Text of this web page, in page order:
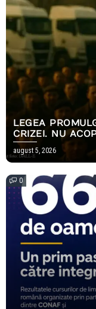
LEGEA
CRIZEI. NU
DECEMBRIE.
august 5, 2026
0